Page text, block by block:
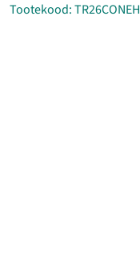
Tootekood: TR26CONEH